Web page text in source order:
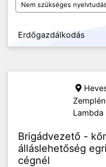
Nem szükséges nyelvtudás
Erdőgazdálkodás
Lambda
Brigádvezető -
álláslehetőség egri
cégnél